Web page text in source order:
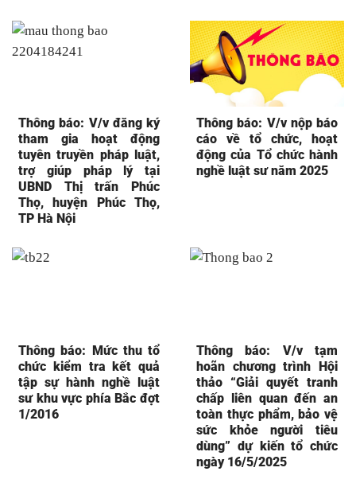
Thông báo: V/v đăng ký
tham gia hoạt động
tuyên truyền pháp luật,
trợ giúp pháp lý tại
UBND Thị trấn Phúc
Thọ, huyện Phúc Thọ,
TP Hà Nội
Thông báo: V/v nộp báo
cáo về tổ chức, hoạt
động của Tổ chức hành
nghề luật sư năm 2025
Thông báo: Mức thu tổ
chức kiểm tra kết quả
tập sự hành nghề luật
sư khu vực phía Bắc đợt
1/2016
Thông báo: V/v tạm
hoãn chương trình Hội
thảo “Giải quyết tranh
chấp liên quan đến an
toàn thực phẩm, bảo vệ
sức khỏe người tiêu
dùng” dự kiến tổ chức
ngày 16/5/2025